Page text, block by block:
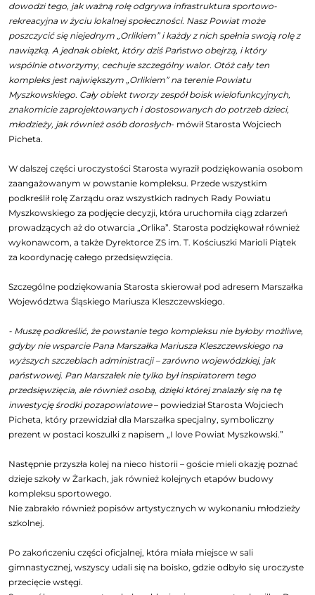
dowodzi tego, jak ważną rolę odgrywa infrastruktura sportowo-
rekreacyjna w życiu lokalnej społeczności. Nasz Powiat może
poszczycić się niejednym „Orlikiem” i każdy z nich spełnia swoją rolę z
nawiązką. A jednak obiekt, który dziś Państwo obejrzą, i który
wspólnie otworzymy, cechuje szczególny walor. Otóż cały ten
kompleks jest największym „Orlikiem” na terenie Powiatu
Myszkowskiego. Cały obiekt tworzy zespół boisk wielofunkcyjnych,
znakomicie zaprojektowanych i dostosowanych do potrzeb dzieci,
młodzieży, jak również osób dorosłych- mówił Starosta Wojciech
Picheta.
W dalszej części uroczystości Starosta wyraził podziękowania osobom
zaangażowanym w powstanie kompleksu. Przede wszystkim
podkreślił rolę Zarządu oraz wszystkich radnych Rady Powiatu
Myszkowskiego za podjęcie decyzji, która uruchomiła ciąg zdarzeń
prowadzących aż do otwarcia „Orlika”. Starosta podziękował również
wykonawcom, a także Dyrektorce ZS im. T. Kościuszki Marioli Piątek
za koordynację całego przedsięwzięcia.
Szczególne podziękowania Starosta skierował pod adresem Marszałka
Województwa Śląskiego Mariusza Kleszczewskiego.
- Muszę podkreślić, że powstanie tego kompleksu nie byłoby możliwe,
gdyby nie wsparcie Pana Marszałka Mariusza Kleszczewskiego na
wyższych szczeblach administracji – zarówno wojewódzkiej, jak
państwowej. Pan Marszałek nie tylko był inspiratorem tego
przedsięwzięcia, ale również osobą, dzięki której znalazły się na tę
inwestycję środki pozapowiatowe– powiedział Starosta Wojciech
Picheta, który przewidział dla Marszałka specjalny, symboliczny
prezent w postaci koszulki z napisem „I love Powiat Myszkowski.”
Następnie przyszła kolej na nieco historii – goście mieli okazję poznać
dzieje szkoły w Żarkach, jak również kolejnych etapów budowy
kompleksu sportowego.
Nie zabrakło również popisów artystycznych w wykonaniu młodzieży
szkolnej.
Po zakończeniu części oficjalnej, która miała miejsce w sali
gimnastycznej, wszyscy udali się na boisko, gdzie odbyło się uroczyste
przecięcie wstęgi.